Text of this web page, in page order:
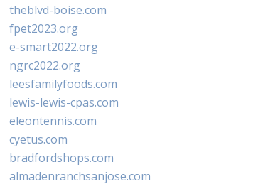
theblvd-boise.com
fpet2023.org
e-smart2022.org
ngrc2022.org
leesfamilyfoods.com
lewis-lewis-cpas.com
eleontennis.com
cyetus.com
bradfordshops.com
almadenranchsanjose.com